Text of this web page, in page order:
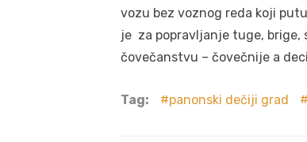
vozu bez voznog reda koji
je za popravljanje tuge, brige,
čovečanstvu – čovečnije a
Tag: panonski dečiji grad